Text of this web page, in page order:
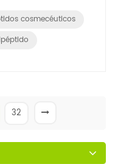
cosmecéuticos
32